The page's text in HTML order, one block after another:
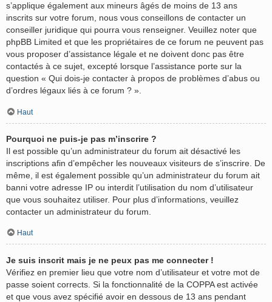
s’applique également aux mineurs âgés de moins de 13 ans
inscrits sur votre forum, nous vous conseillons de contacter un
conseiller juridique qui pourra vous renseigner. Veuillez noter que
phpBB Limited et que les propriétaires de ce forum ne peuvent pas
vous proposer d’assistance légale et ne doivent donc pas être
contactés à ce sujet, excepté lorsque l’assistance porte sur la
question « Qui dois-je contacter à propos de problèmes d’abus ou
d’ordres légaux liés à ce forum ? ».
Haut
Pourquoi ne puis-je pas m’inscrire ?
Il est possible qu’un administrateur du forum ait désactivé les
inscriptions afin d’empêcher les nouveaux visiteurs de s’inscrire. De
même, il est également possible qu’un administrateur du forum ait
banni votre adresse IP ou interdit l’utilisation du nom d’utilisateur
que vous souhaitez utiliser. Pour plus d’informations, veuillez
contacter un administrateur du forum.
Haut
Je suis inscrit mais je ne peux pas me connecter !
Vérifiez en premier lieu que votre nom d’utilisateur et votre mot de
passe soient corrects. Si la fonctionnalité de la COPPA est activée
et que vous avez spécifié avoir en dessous de 13 ans pendant